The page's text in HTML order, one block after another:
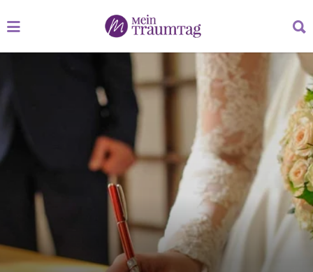
nach:
nach: